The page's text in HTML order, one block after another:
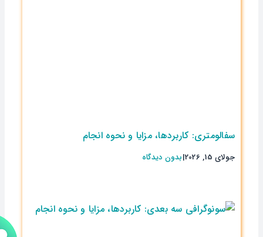
سفالومتری: کاربردها، مزایا و نحوه انجام
جولای 15, 2026 |بدون ديدگاه